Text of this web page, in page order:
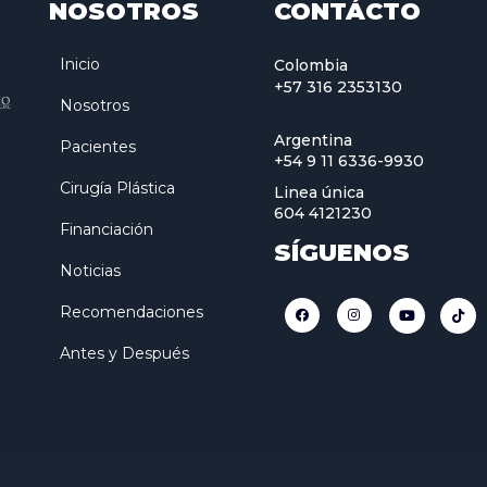
NOSOTROS
Inicio
Nosotros
Pacientes
Cirugía Plástica
Financiación
Noticias
Recomendaciones
Antes y Después
CONTÁCTO
Colombia
+57 316 2353130
Argentina
+54 9 11 6336-9930
Linea única
604 4121230
SÍGUENOS